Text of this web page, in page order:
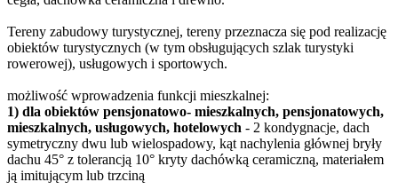
Tereny zabudowy turystycznej, tereny przeznacza się pod realizację
obiektów turystycznych (w tym obsługujących szlak turystyki
rowerowej), usługowych i sportowych.
możliwość wprowadzenia funkcji mieszkalnej:
1) dla obiektów pensjonatowo- mieszkalnych, pensjonatowych,
mieszkalnych, usługowych, hotelowych - 2 kondygnacje, dach
symetryczny dwu lub wielospadowy, kąt nachylenia głównej bryły
dachu 45° z tolerancją 10° kryty dachówką ceramiczną, materiałem
ją imitującym lub trzciną